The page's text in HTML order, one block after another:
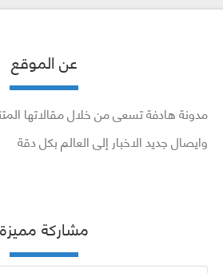
عن الموقع
مدونة هادفة تسعى من خلال مقالاتها
وايصال جديد الاخبار إلى العالم بكل دقة
مشاركة مميزة